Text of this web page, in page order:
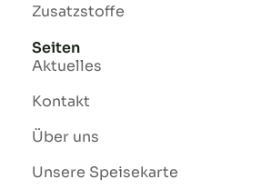
Zusatzstoffe
Seiten
Aktuelles
Kontakt
Über uns
Unsere Speisekarte